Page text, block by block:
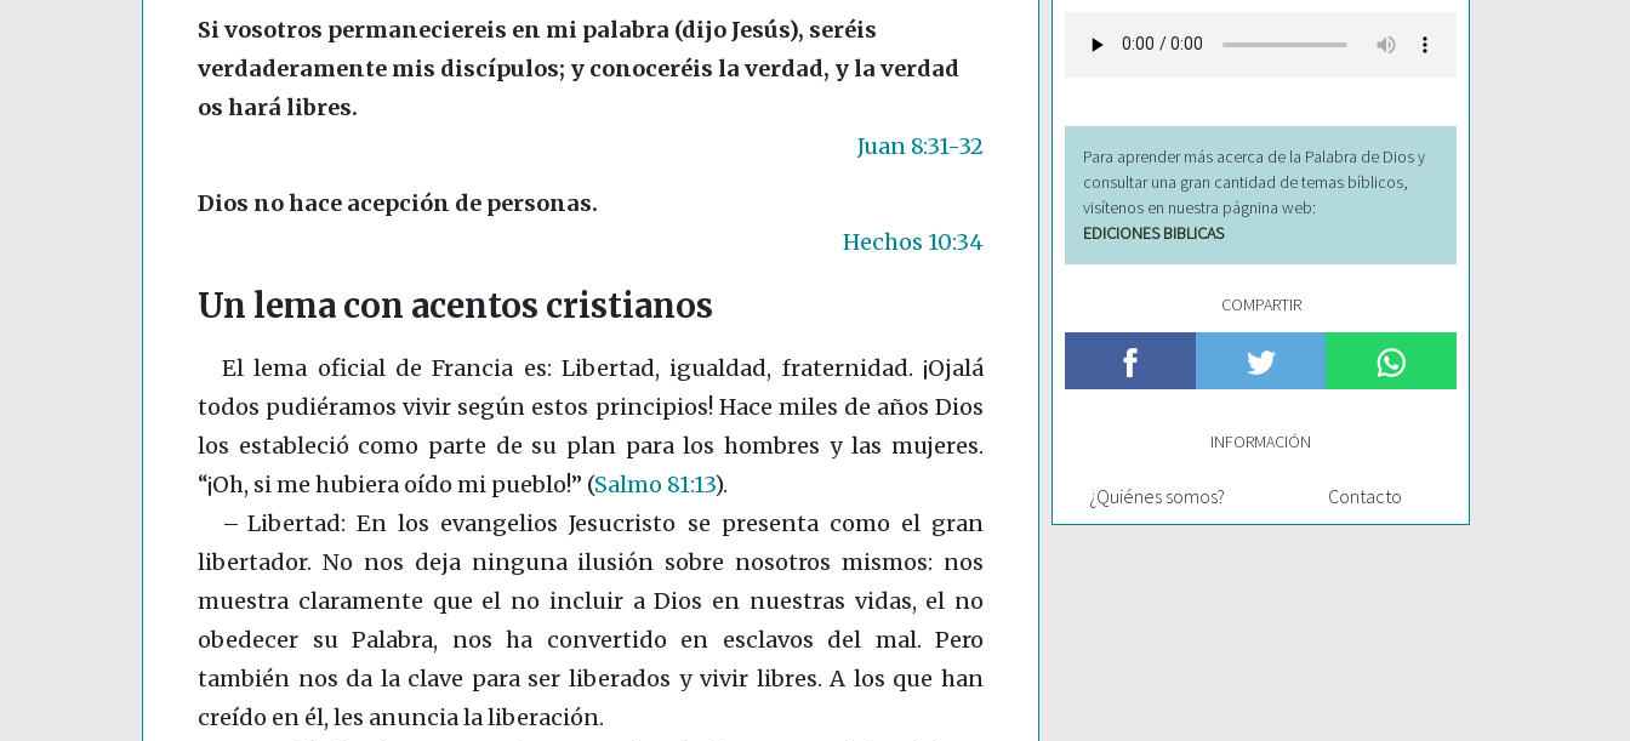
Si vosotros permaneciereis en mi palabra (dijo Jesús), seréis
verdaderamente mis discípulos; y conoceréis la verdad, y la verdad
os hará libres.
Juan 8:31-32
Dios no hace acepción de personas.
Hechos 10:34
Un lema con acentos cristianos
El lema oficial de Francia es: Libertad, igualdad, fraternidad. ¡Ojalá
todos pudiéramos vivir según estos principios! Hace miles de años Dios
los estableció como parte de su plan para los hombres y las mujeres.
“¡Oh, si me hubiera oído mi pueblo!” (Salmo 81:13).
– Libertad: En los evangelios Jesucristo se presenta como el gran
libertador. No nos deja ninguna ilusión sobre nosotros mismos: nos
muestra claramente que el no incluir a Dios en nuestras vidas, el no
obedecer su Palabra, nos ha convertido en esclavos del mal. Pero
también nos da la clave para ser liberados y vivir libres. A los que han
creído en él, les anuncia la liberación.
Para aprender más acerca de la Palabra de Dios y
consultar una gran cantidad de temas bíblicos,
visítenos en nuestra págnina web:
EDICIONES BIBLICAS
COMPARTIR
INFORMACIÓN
¿Quiénes somos? Contacto